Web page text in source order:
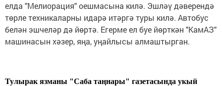
елда "Мелиорация" оешмасына килә. Эшләү дәверендә
төрле техникаларны идарә итәргә туры килә. Автобус
белән эшчеләр дә йөртә. Егерме ел буе йөрткән "КамАЗ"
машинасын хәзер, яңа, уңайлысы алмаштырган.
Тулырак язманы "Саба таңнары" газетасында укый